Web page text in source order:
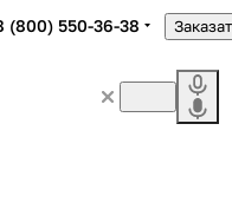
(800) 550-36-38